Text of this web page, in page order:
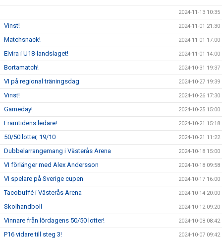
2024-11-13 10:35
Vinst! 2024-11-01 21:30
Matchsnack! 2024-11-01 17:00
Elvira i U18-landslaget! 2024-11-01 14:00
Bortamatch! 2024-10-31 19:37
VI på regional träningsdag 2024-10-27 19:39
Vinst! 2024-10-26 17:30
Gameday! 2024-10-25 15:00
Framtidens ledare! 2024-10-21 15:18
50/50 lotter, 19/10 2024-10-21 11:22
Dubbelarrangemang i Västerås Arena 2024-10-18 15:00
VI förlänger med Alex Andersson 2024-10-18 09:58
VI spelare på Sverige cupen 2024-10-17 16:00
Tacobuffé i Västerås Arena 2024-10-14 20:00
Skolhandboll 2024-10-12 09:20
Vinnare från lördagens 50/50 lotter! 2024-10-08 08:42
P16 vidare till steg 3! 2024-10-07 09:42